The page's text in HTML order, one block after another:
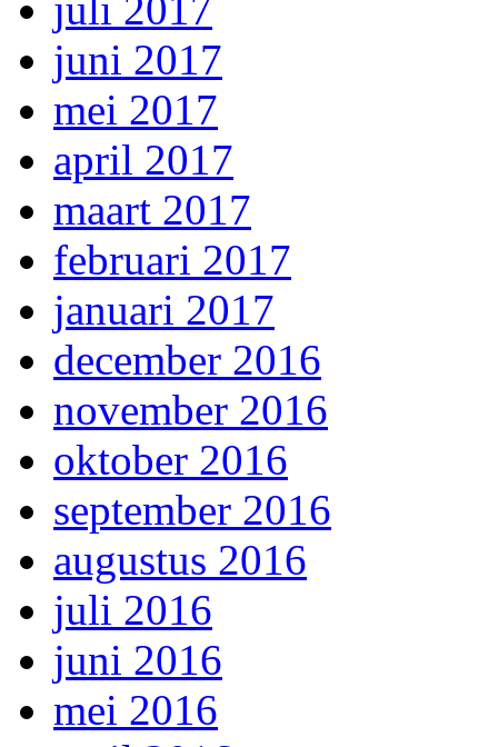
juni 2017
mei 2017
april 2017
maart 2017
februari 2017
januari 2017
december 2016
november 2016
oktober 2016
september 2016
augustus 2016
juli 2016
juni 2016
mei 2016